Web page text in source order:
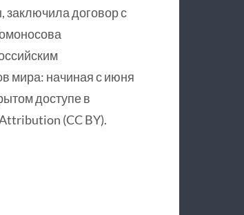
договор с
мира: начиная с июня
доступе в
(CC BY).